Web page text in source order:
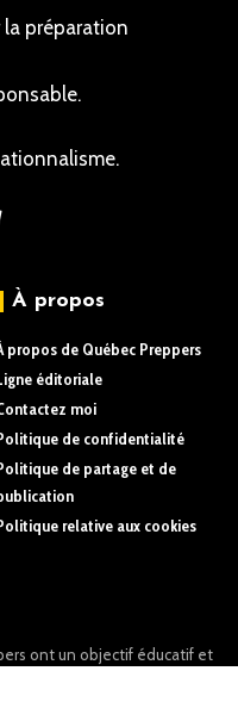
la préparation
À propos
propos de Québec Preppers
éditoriale
moi
de confidentialité
de partage et de
relative aux cookies
ont un objectif éducatif et